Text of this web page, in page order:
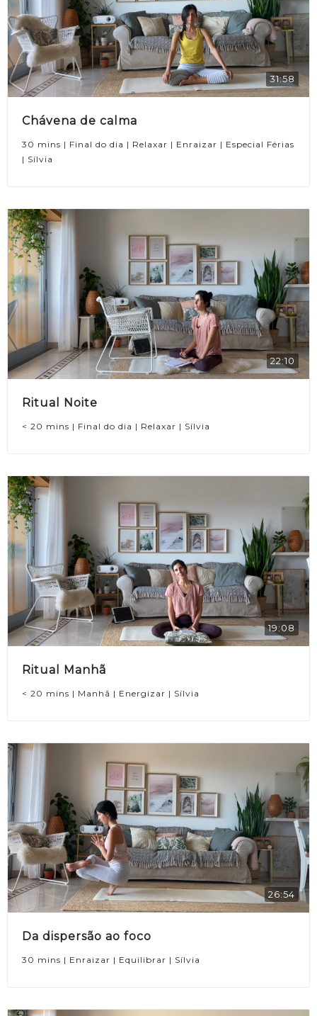
31:58
Chávena de calma
30 mins | Final do dia | Relaxar | Enraizar | Especial Férias
| Sílvia
22:10
Ritual Noite
< 20 mins | Final do dia | Relaxar | Sílvia
19:08
Ritual Manhã
< 20 mins | Manhã | Energizar | Sílvia
26:54
Da dispersão ao foco
30 mins | Enraizar | Equilibrar | Sílvia